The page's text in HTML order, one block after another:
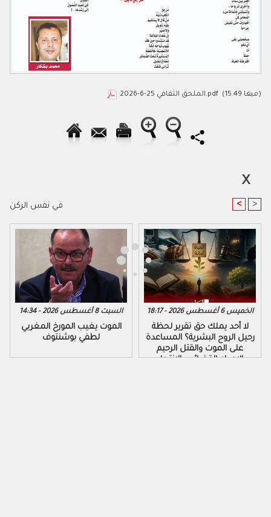
الملحق الثقافي 25-6-2026.pdf (15.49 ميغا)
في نفس الركن < >
السبت 8 أغسطس 2026 - 14:34
الموت يغيب المورخ المغربي
لطفي بوشنتوف
الخميس 6 أغسطس 2026 - 18:17
لا أحد يملك حق تقرير لحظة
رحيل الروح البشرية؟ المساعدة
على الموت والقتل الرحيم
والإعدام القضائي والانتحار...